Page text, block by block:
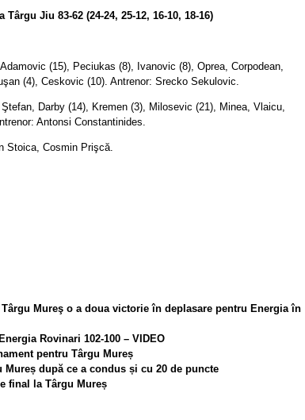
Jiu 83-62 (24-24, 25-12, 16-10, 18-16)
(15), Peciukas (8), Ivanovic (8), Oprea, Corpodean,
(4), Ceskovic (10). Antrenor: Srecko Sekulovic.
Darby (14), Kremen (3), Milosevic (21), Minea, Vlaicu,
Antonsi Constantinides.
Stoica, Cosmin Prişcă.
Mureş o a doua victorie în deplasare pentru Energia în
Rovinari 102-100 – VIDEO
pentru Târgu Mureș
Mureș după ce a condus și cu 20 de puncte
final la Târgu Mureș